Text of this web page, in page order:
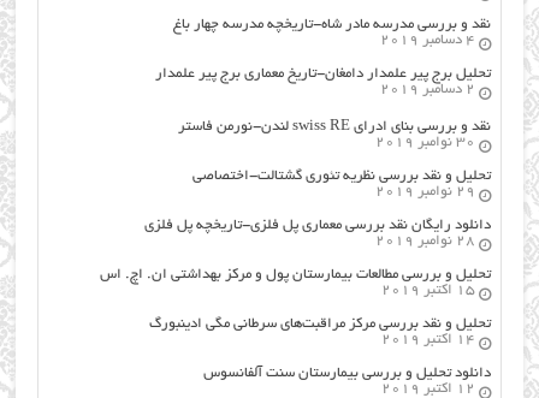
نقد و بررسی مدرسه مادر شاه-تاریخچه مدرسه چهار باغ
4 دسامبر 2019
تحلیل برج پیر علمدار دامغان-تاریخ معماری برج پیر علمدار
2 دسامبر 2019
نقد و بررسی بنای ادرای swiss RE لندن-نورمن فاستر
30 نوامبر 2019
تحلیل و نقد بررسی نظریه تئوری گشتالت-اختصاصی
29 نوامبر 2019
دانلود رایگان نقد بررسی معماری پل فلزی-تاریخچه پل فلزی
28 نوامبر 2019
تحلیل و بررسی مطالعات بیمارستان پول و مرکز بهداشتی ان. اچ. اس
15 اکتبر 2019
تحلیل و نقد بررسی مرکز مراقبت‌های سرطانی مگی ادینبورگ
14 اکتبر 2019
دانلود تحلیل و بررسی بیمارستان سنت آلفانسوس
12 اکتبر 2019